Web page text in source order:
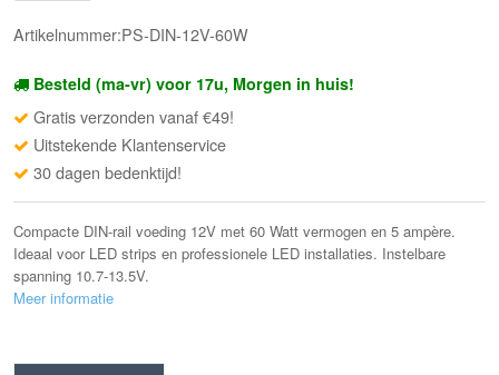
Artikelnummer:PS-DIN-12V-60W
Besteld (ma-vr) voor 17u, Morgen in huis!
Gratis verzonden vanaf €49!
Uitstekende Klantenservice
30 dagen bedenktijd!
Compacte DIN-rail voeding 12V met 60 Watt vermogen en 5 ampère.
Ideaal voor LED strips en professionele LED installaties. Instelbare
spanning 10.7-13.5V.
Meer informatie